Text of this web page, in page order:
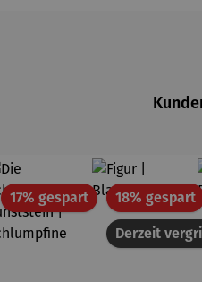
17% gespartRabatt
Derzeit
18% gespart